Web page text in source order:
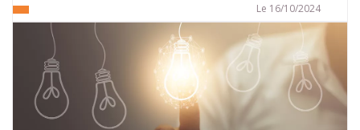
peuvent être lourds de conséquences, tant sur
le plan professionnel que personnel. Nous
allons faire le point sur l’importance de la
prévention des risques auditifs au travail, les
mesures existantes et les solutions à mettre en
place pour assurer un environnement sain et
productif.
Le 16/10/2024